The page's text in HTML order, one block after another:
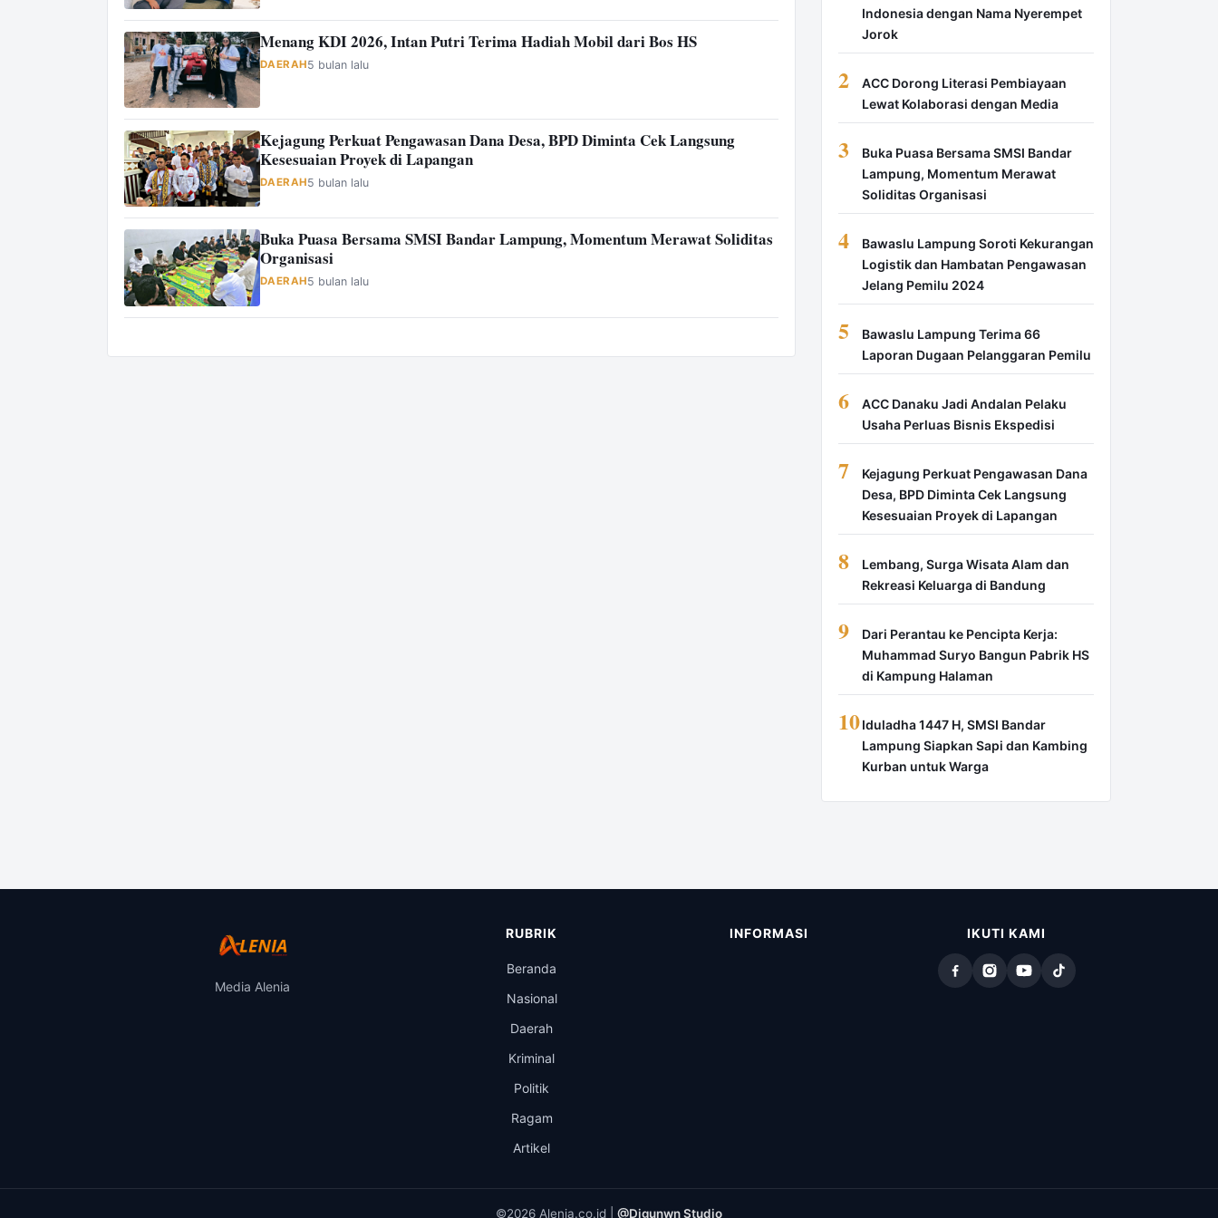
Menang KDI 2026, Intan Putri Terima Hadiah Mobil dari Bos HS
DAERAH5 bulan lalu
Kejagung Perkuat Pengawasan Dana Desa, BPD Diminta Cek Langsung
Kesesuaian Proyek di Lapangan
DAERAH5 bulan lalu
Buka Puasa Bersama SMSI Bandar Lampung, Momentum Merawat Soliditas
Organisasi
DAERAH5 bulan lalu
Indonesia dengan Nama Nyerempet
Jorok
2
ACC Dorong Literasi Pembiayaan
Lewat Kolaborasi dengan Media
3
Buka Puasa Bersama SMSI Bandar
Lampung, Momentum Merawat
Soliditas Organisasi
4
Bawaslu Lampung Soroti Kekurangan
Logistik dan Hambatan Pengawasan
Jelang Pemilu 2024
5
Bawaslu Lampung Terima 66
Laporan Dugaan Pelanggaran Pemilu
6
ACC Danaku Jadi Andalan Pelaku
Usaha Perluas Bisnis Ekspedisi
7
Kejagung Perkuat Pengawasan Dana
Desa, BPD Diminta Cek Langsung
Kesesuaian Proyek di Lapangan
8
Lembang, Surga Wisata Alam dan
Rekreasi Keluarga di Bandung
9
Dari Perantau ke Pencipta Kerja:
Muhammad Suryo Bangun Pabrik HS
di Kampung Halaman
10Iduladha 1447 H, SMSI Bandar
Lampung Siapkan Sapi dan Kambing
Kurban untuk Warga
Media Alenia
RUBRIK
Beranda
Nasional
Daerah
Kriminal
Politik
Ragam
Artikel
INFORMASI IKUTI KAMI
©2026 Alenia.co.id | @Digunwn Studio